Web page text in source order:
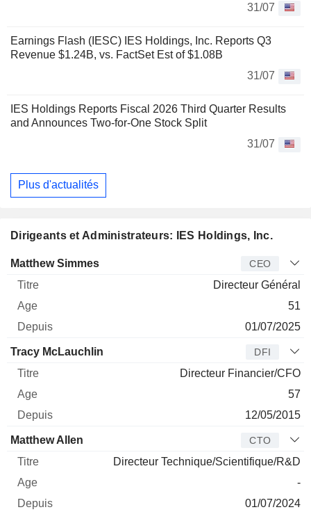
31/07
Earnings Flash (IESC) IES Holdings, Inc. Reports Q3
Revenue $1.24B, vs. FactSet Est of $1.08B
31/07
IES Holdings Reports Fiscal 2026 Third Quarter Results
and Announces Two-for-One Stock Split
31/07
Plus d'actualités
Dirigeants et Administrateurs: IES Holdings, Inc.
Dirigeant Titre Age
Matthew Simmes CEO
Directeur Général
51
01/07/2025
Tracy McLauchlin DFI
Directeur Financier/CFO
57
12/05/2015
Matthew Allen CTO
Directeur Technique/Scientifique/R&D
-
01/07/2024